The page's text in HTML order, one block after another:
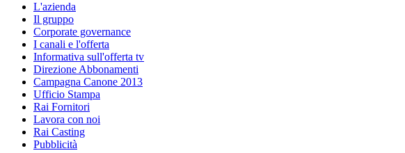
L'azienda
Il gruppo
Corporate governance
I canali e l'offerta
Informativa sull'offerta tv
Direzione Abbonamenti
Campagna Canone 2013
Ufficio Stampa
Rai Fornitori
Lavora con noi
Rai Casting
Pubblicità